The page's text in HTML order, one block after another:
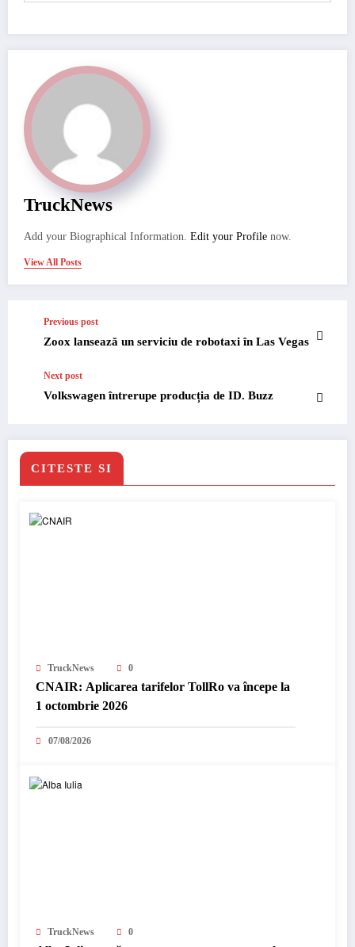
TruckNews
Add your Biographical Information. Edit your Profile now.
View All Posts
Previous post
Zoox lansează un serviciu de robotaxi în Las Vegas
Next post
Volkswagen întrerupe producția de ID. Buzz
CITESTE SI
TruckNews 0
CNAIR: Aplicarea tarifelor TollRo va începe la
1 octombrie 2026
07/08/2026
TruckNews 0